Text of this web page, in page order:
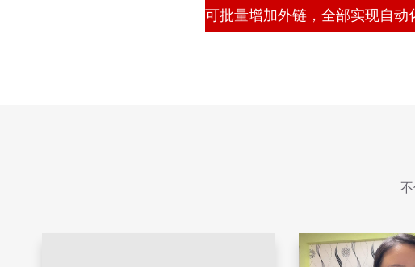
可批量增加外链，全部实现自动